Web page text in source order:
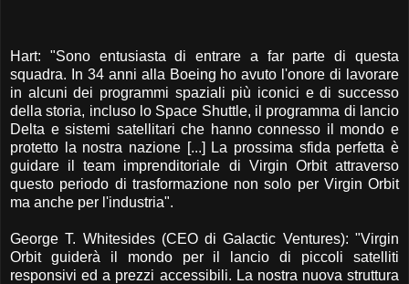
Hart: "Sono entusiasta di entrare a far parte di questa
squadra. In 34 anni alla Boeing ho avuto l'onore di lavorare
in alcuni dei programmi spaziali più iconici e di successo
della storia, incluso lo Space Shuttle, il programma di lancio
Delta e sistemi satellitari che hanno connesso il mondo e
protetto la nostra nazione [...] La prossima sfida perfetta è
guidare il team imprenditoriale di Virgin Orbit attraverso
questo periodo di trasformazione non solo per Virgin Orbit
ma anche per l'industria".
George T. Whitesides (CEO di Galactic Ventures): "Virgin
Orbit guiderà il mondo per il lancio di piccoli satelliti
responsivi ed a prezzi accessibili. La nostra nuova struttura